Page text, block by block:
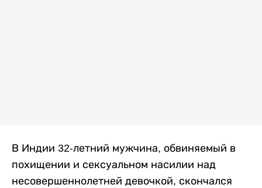
В Индии 32-летний мужчина, обвиняемый в
похищении и сексуальном насилии над
несовершеннолетней девочкой, скончался